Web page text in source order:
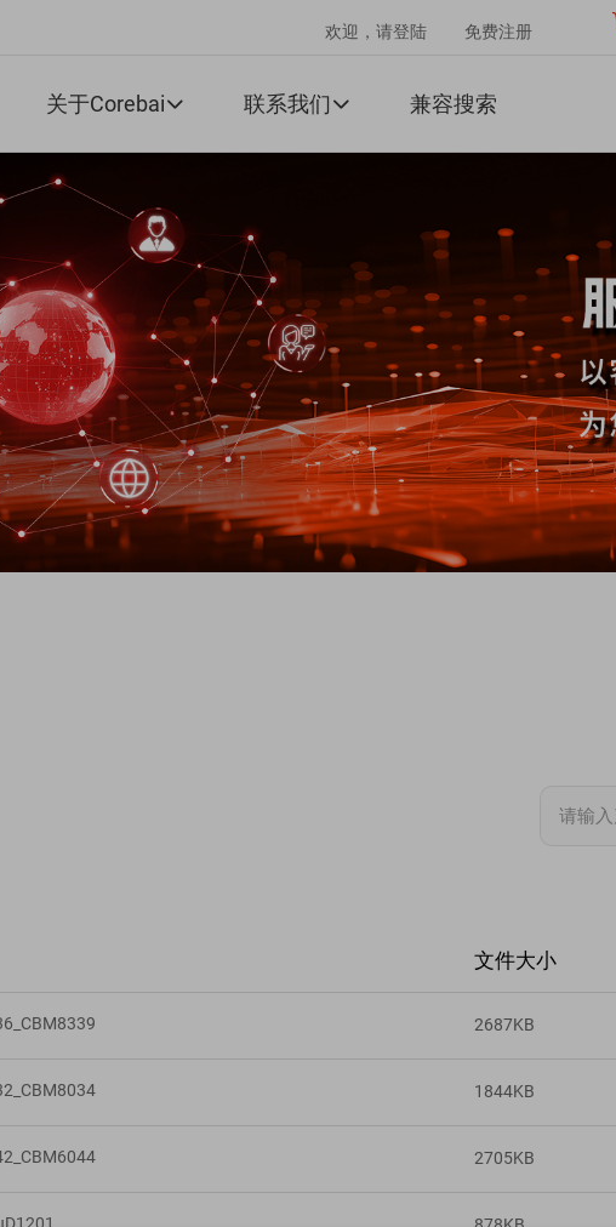
欢迎，请登陆 免费注册
关于Corebai  联系我们  兼容搜索
文件大小
2687KB
1844KB
2705KB